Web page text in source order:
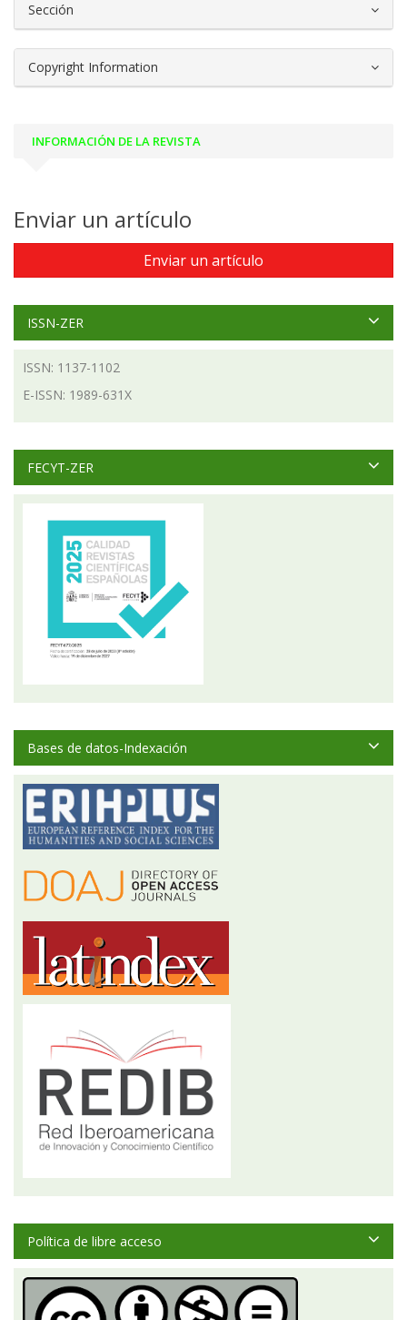
Sección
Copyright Information
INFORMACIÓN DE LA REVISTA
Enviar un artículo
Enviar un artículo
ISSN-ZER
ISSN: 1137-1102
E-ISSN: 1989-631X
FECYT-ZER
Bases de datos-Indexación
Política de libre acceso